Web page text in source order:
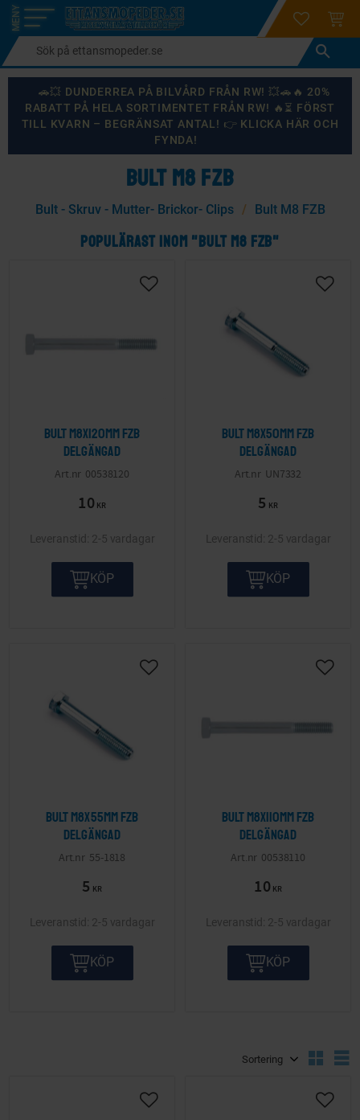
Meny
login
🚗💥 DUNDERREA PÅ BILVÅRD FRÅN RW! 💥🚗🔥 20%
RABATT PÅ HELA SORTIMENTET FRÅN RW! 🔥⏳ FÖRST
TILL KVARN – BEGRÄNSAT ANTAL! 👉 KLICKA HÄR OCH
FYNDA!
BULT M8 FZB
Bult - Skruv - Mutter- Brickor- Clips Bult M8 FZB
POPULÄRAST INOM "BULT M8 FZB"
Bult M8x120mm FZB
delgängad
00538120
10 KR
2-5 vardagar
KÖP
Bult M8x50mm FZB
delgängad
UN7332
5 KR
2-5 vardagar
KÖP
Bult M8x55mm FZB
delgängad
55-1818
5 KR
2-5 vardagar
KÖP
Bult M8x110mm FZB
delgängad
00538110
10 KR
2-5 vardagar
KÖP
Lägg till i önskelista Lägg